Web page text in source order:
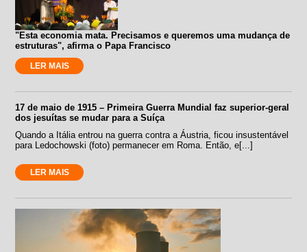
"Esta economia mata. Precisamos e queremos uma mudança de
estruturas", afirma o Papa Francisco
LER MAIS
17 de maio de 1915 – Primeira Guerra Mundial faz superior-geral
dos jesuítas se mudar para a Suíça
Quando a Itália entrou na guerra contra a Áustria, ficou insustentável
para Ledochowski (foto) permanecer em Roma. Então, e[...]
LER MAIS